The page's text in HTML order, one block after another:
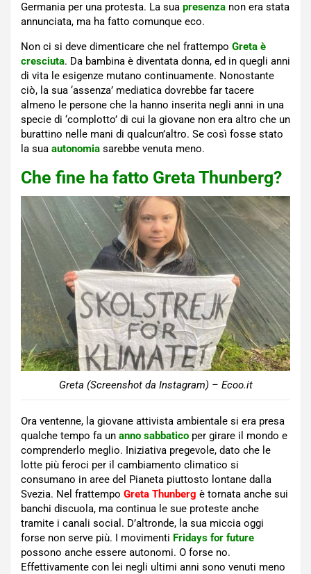
Germania per una protesta. La sua presenza non era stata
annunciata, ma ha fatto comunque eco.
Non ci si deve dimenticare che nel frattempo Greta è
cresciuta. Da bambina è diventata donna, ed in quegli anni
di vita le esigenze mutano continuamente. Nonostante
ciò, la sua ‘assenza’ mediatica dovrebbe far tacere
almeno le persone che la hanno inserita negli anni in una
specie di ‘complotto’ di cui la giovane non era altro che un
burattino nelle mani di qualcun’altro. Se così fosse stato
la sua autonomia sarebbe venuta meno.
Che fine ha fatto Greta Thunberg?
Greta (Screenshot da Instagram) – Ecoo.it
Ora ventenne, la giovane attivista ambientale si era presa
qualche tempo fa un anno sabbatico per girare il mondo e
comprenderlo meglio. Iniziativa pregevole, dato che le
lotte più feroci per il cambiamento climatico si
consumano in aree del Pianeta piuttosto lontane dalla
Svezia. Nel frattempo Greta Thunberg è tornata anche sui
banchi discuola, ma continua le sue proteste anche
tramite i canali social. D’altronde, la sua miccia oggi
forse non serve più. I movimenti Fridays for future
possono anche essere autonomi. O forse no.
Effettivamente con lei negli ultimi anni sono venuti meno